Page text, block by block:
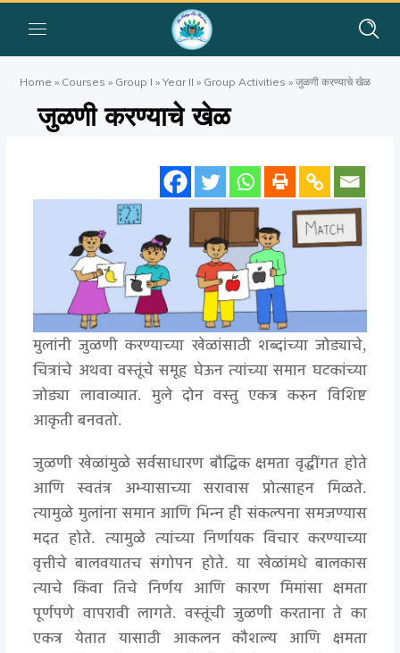
Home » Courses » Group I »Year II » Group Activities »जुळणी करण्याचे खेळ
जुळणी करण्याचे खेळ
मुलांनी जुळणी करण्याच्या खेळांसाठी शब्दांच्या जोड्याचे,
चित्रांचे अथवा वस्तूंचे समूह घेऊन त्यांच्या समान घटकांच्या
जोड्या लावाव्यात. मुले दोन वस्तु एकत्र करुन विशिष्ट
आकृती बनवतो.
जुळणी खेळांमुळे सर्वसाधारण बौद्धिक क्षमता वृद्धींगत होते
आणि स्वतंत्र अभ्यासाच्या सरावास प्रोत्साहन मिळते.
त्यामुळे मुलांना समान आणि भिन्न ही संकल्पना समजण्यास
मदत होते. त्यामुळे त्यांच्या निर्णायक विचार करण्याच्या
वृत्तीचे बालवयातच संगोपन होते. या खेळांमधे बालकास
त्याचे किंवा तिचे निर्णय आणि कारण मिमांसा क्षमता
पूर्णपणे वापरावी लागते. वस्तूंची जुळणी करताना ते का
एकत्र येतात यासाठी आकलन कौशल्य आणि क्षमता